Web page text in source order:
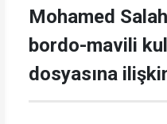
Mohamed
bordo-mavili
dosyasına